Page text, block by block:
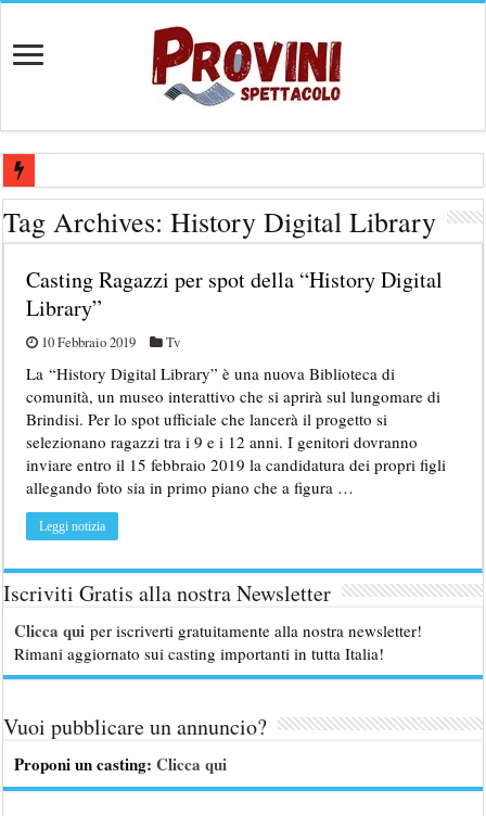
Lavorare all’Arena di Verona: posizioni aperte e candidature
Casting aperti per film internazionale prodotto da Panorama Films –
Casting attore per “Luna: dialogo tra un Poeta e una Prostituta” –
Casting per coppia: Realizzazione shooting foto e video retribuito
Tag Archives:History Digital Library
Casting Ragazzi per spot della “History Digital
Library”
10 Febbraio 2019 Tv
La “History Digital Library” è una nuova Biblioteca di
comunità, un museo interattivo che si aprirà sul lungomare di
Brindisi. Per lo spot ufficiale che lancerà il progetto si
selezionano ragazzi tra i 9 e i 12 anni. I genitori dovranno
inviare entro il 15 febbraio 2019 la candidatura dei propri figli
allegando foto sia in primo piano che a figura …
Leggi notizia
Iscriviti Gratis alla nostra Newsletter
Clicca qui per iscriverti gratuitamente alla nostra newsletter!
Rimani aggiornato sui casting importanti in tutta Italia!
Vuoi pubblicare un annuncio?
Proponi un casting:Clicca qui